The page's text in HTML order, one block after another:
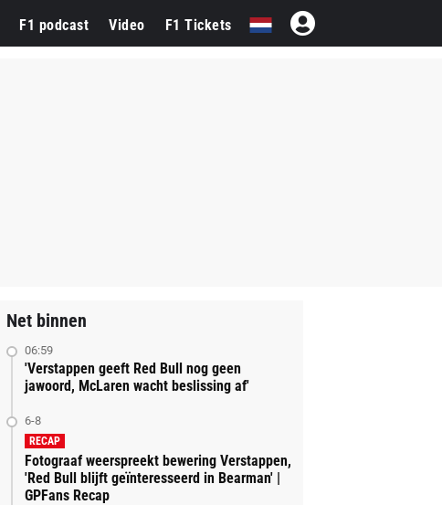
F1 podcast Video F1 Tickets
Net binnen
06:59
'Verstappen geeft Red Bull nog geen
jawoord, McLaren wacht beslissing af'
6-8
RECAP
Fotograaf weerspreekt bewering Verstappen,
'Red Bull blijft geïnteresseerd in Bearman' |
GPFans Recap